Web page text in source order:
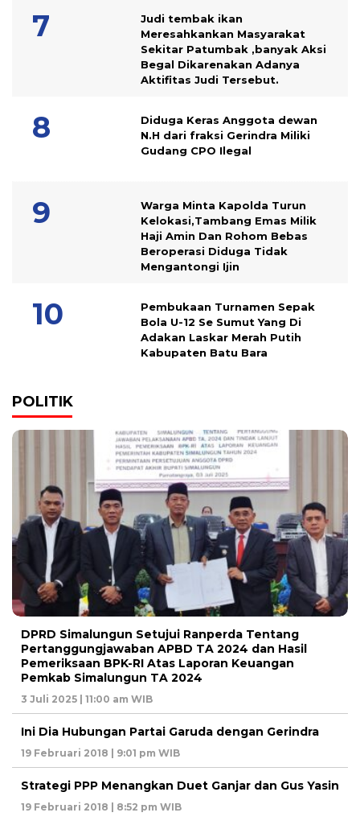
Judi tembak ikan
Meresahkankan Masyarakat
Sekitar Patumbak ,banyak Aksi
Begal Dikarenakan Adanya
Aktifitas Judi Tersebut.
Diduga Keras Anggota dewan
N.H dari fraksi Gerindra Miliki
Gudang CPO Ilegal
Warga Minta Kapolda Turun
Kelokasi,Tambang Emas Milik
Haji Amin Dan Rohom Bebas
Beroperasi Diduga Tidak
Mengantongi Ijin
Pembukaan Turnamen Sepak
Bola U-12 Se Sumut Yang Di
Adakan Laskar Merah Putih
Kabupaten Batu Bara
POLITIK
DPRD Simalungun Setujui Ranperda Tentang
Pertanggungjawaban APBD TA 2024 dan Hasil
Pemeriksaan BPK-RI Atas Laporan Keuangan
Pemkab Simalungun TA 2024
3 Juli 2025 | 11:00 am WIB
Ini Dia Hubungan Partai Garuda dengan Gerindra
19 Februari 2018 | 9:01 pm WIB
Strategi PPP Menangkan Duet Ganjar dan Gus Yasin
19 Februari 2018 | 8:52 pm WIB